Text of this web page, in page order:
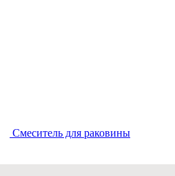
Смеситель для раковины